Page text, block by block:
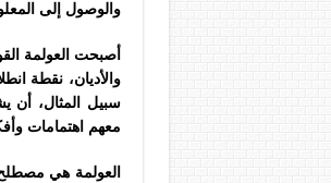
والوصول إلى
أصبحت العولمة
والأديان، نقطة
سبيل المثال، أن
معهم اهتمامات
العولمة هي مصطلح